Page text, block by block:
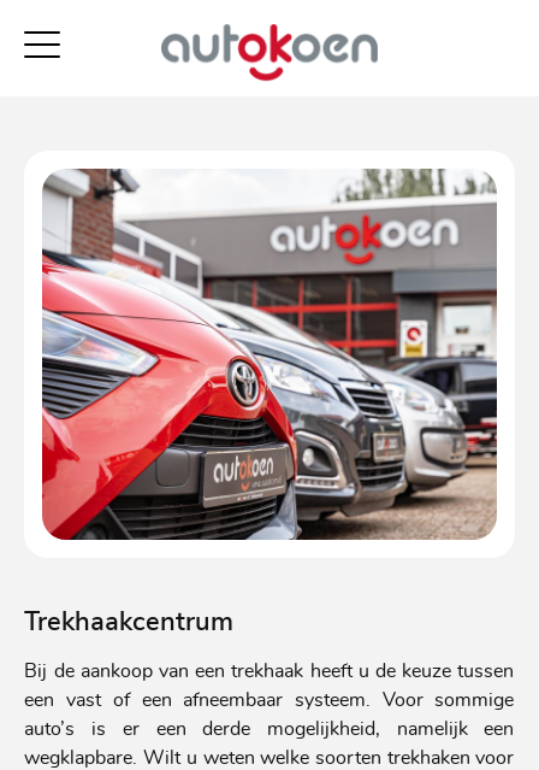
Trekhaakcentrum
Bij de aankoop van een trekhaak heeft u de keuze tussen
een vast of een afneembaar systeem. Voor sommige
auto’s is er een derde mogelijkheid, namelijk een
wegklapbare. Wilt u weten welke soorten trekhaken voor